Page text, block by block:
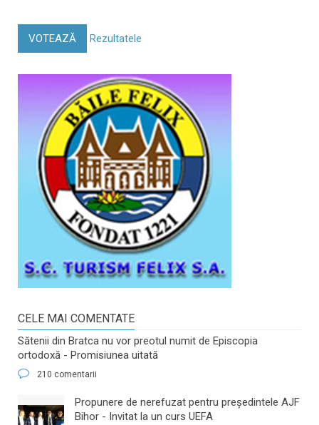
VOTEAZĂ Rezultatele
CELE MAI COMENTATE
Sătenii din Bratca nu vor preotul numit de Episcopia
ortodoxă - Promisiunea uitată
210 comentarii
​Propunere de nerefuzat pentru preşedintele AJF
Bihor - Invitat la un curs UEFA